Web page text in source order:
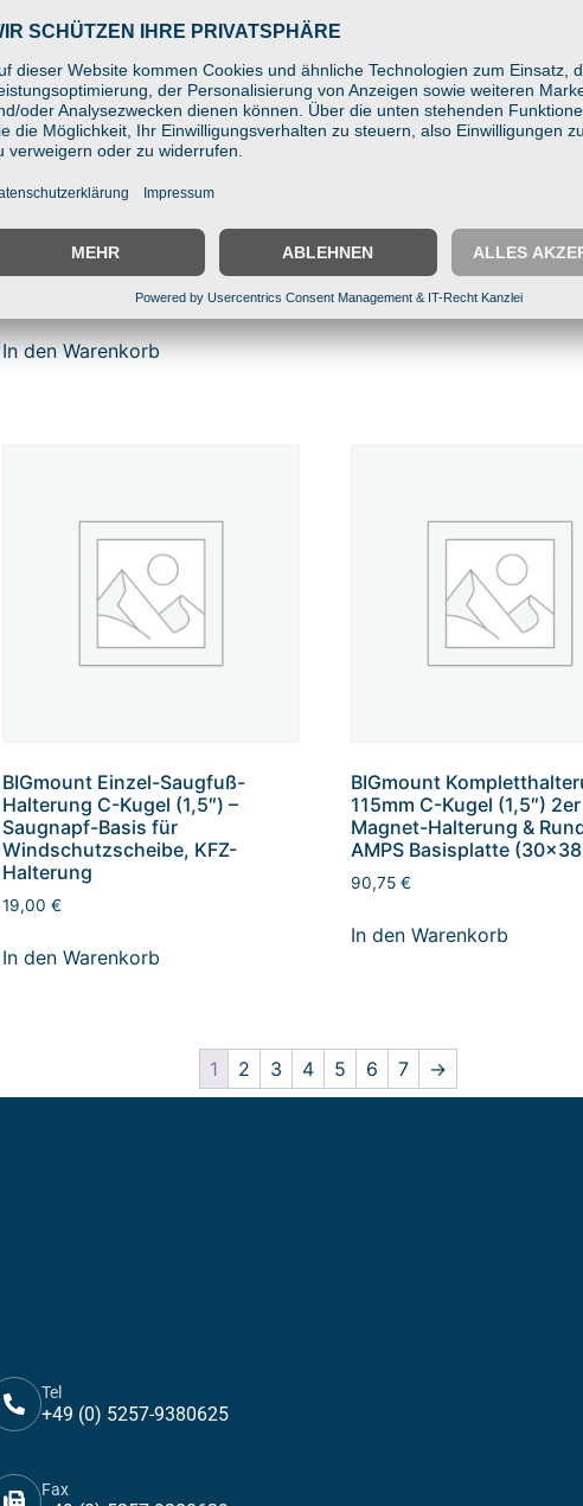
BIGmount C-Kugel (1,5″) mit
Adapter für individuelle
Montagelösungen
In den Warenkorb
Industriemagnet 60kg
Haltekraft, werkzeuglose
Montage auf Stahl
20,50€
BIGmount Einzel-Saugfuß-
Halterung C-Kugel (1,5″) –
Saugnapf-Basis für
Windschutzscheibe, KFZ-
Halterung
19,00 €
In den Warenkorb
BIGmount
115mm C-Kugel (1,5″) 2er
Magnet-Halterung &
AMPS Basisplatte
90,75€
In den Warenkorb
1 2 3 4 5 6 7 →
Tel
+49 (0) 5257-9380625
Fax